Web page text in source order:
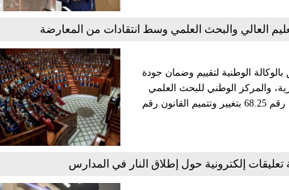
العالي والبحث العلمي وسط انتقادات من المعارضة
الوطنية لتقييم وضمان جودة
والمركز الوطني للبحث العلمي
والتقني. ووافق المجلس، خلال جلسة تشريعية ، على مشروع القانون رقم 68.25 بتغيير وتتميم القانون رقم